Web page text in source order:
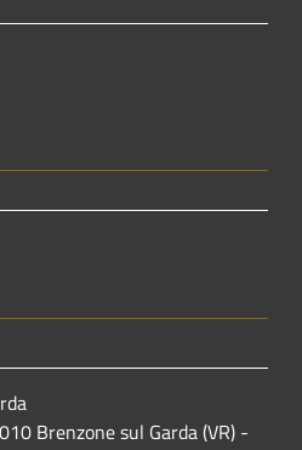
Brenzone sul Garda (VR) -